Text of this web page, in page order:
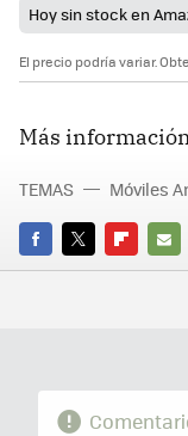
Hoy sin stock en
El precio podría variar.
Más
FACEBOOK
TWITTER
E-
TEMAS Móviles